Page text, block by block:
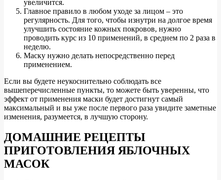
увеличится.
Главное правило в любом уходе за лицом – это
регулярность. Для того, чтобы изнутри на долгое время
улучшить состояние кожных покровов, нужно
проводить курс из 10 применений, в среднем по 2 раза в
неделю.
Маску нужно делать непосредственно перед
применением.
Если вы будете неукоснительно соблюдать все
вышеперечисленные пункты, то можете быть уверенны, что
эффект от применения маски будет достигнут самый
максимальный и вы уже после первого раза увидите заметные
изменения, разумеется, в лучшую сторону.
ДОМАШНИЕ РЕЦЕПТЫ
ПРИГОТОВЛЕНИЯ ЯБЛОЧНЫХ
МАСОК